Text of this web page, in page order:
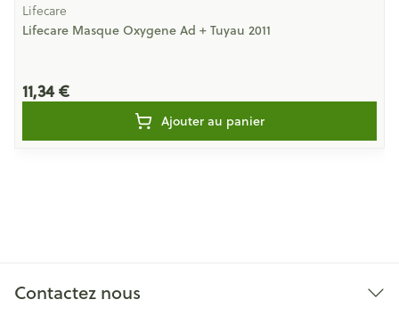
Lifecare
Lifecare Masque Oxygene Ad + Tuyau 2011
11,34 €
Ajouter au panier
Contactez nous